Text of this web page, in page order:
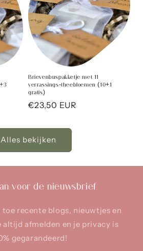
Brievenbuspakketje met 11
verrassings-theebloemen (10+1
gratis)
Normale
€23,50 EUR
Alles bekijken
voor de nieuwsbrief
recente blogs, nieuwtjes en
altijd afmelden en je privacy is
gegarandeerd!